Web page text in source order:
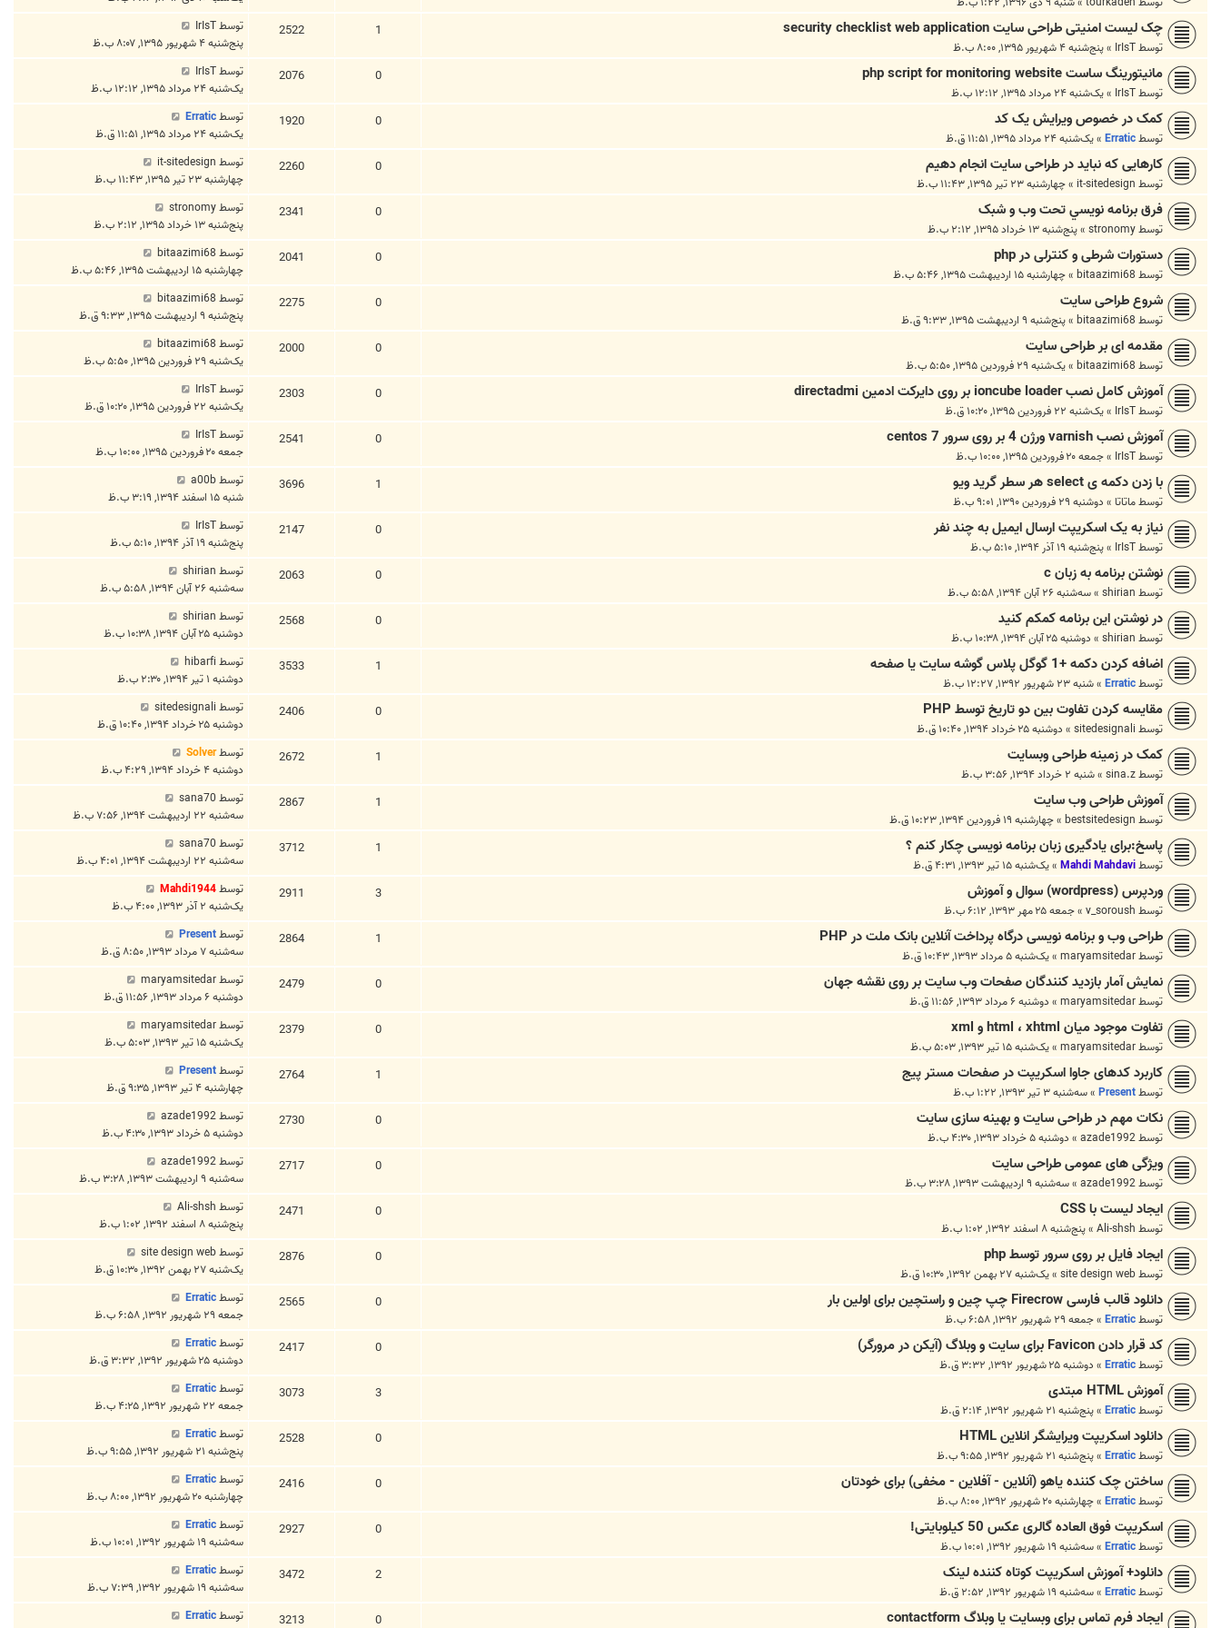
چک لیست امنیتی طراحی سایت security checklist web application
توسطIrIsT
»پنج‌شنبه ۴ شهریور ۱۳۹۵, ۸:۰۰ ب.ظ
1
2522 توسطIrIsT
پنج‌شنبه ۴ شهریور ۱۳۹۵, ۸:۰۷ ب.ظ
مانیتورینگ ساست php script for monitoring website
توسطIrIsT
»یک‌شنبه ۲۴ مرداد ۱۳۹۵, ۱۲:۱۲ ب.ظ
0
2076 توسطIrIsT
یک‌شنبه ۲۴ مرداد ۱۳۹۵, ۱۲:۱۲ ب.ظ
کمک در خصوص ویرایش یک کد
توسطErratic
»یک‌شنبه ۲۴ مرداد ۱۳۹۵, ۱۱:۵۱ ق.ظ
0
1920 توسطErratic
یک‌شنبه ۲۴ مرداد ۱۳۹۵, ۱۱:۵۱ ق.ظ
کارهایی که نباید در طراحی سایت انجام دهیم
توسط it-sitedesign
»چهارشنبه ۲۳ تیر ۱۳۹۵, ۱۱:۴۳ ب.ظ
0
2260 توسط it-sitedesign
چهارشنبه ۲۳ تیر ۱۳۹۵, ۱۱:۴۳ ب.ظ
فرق برنامه نويسي تحت وب و شبک
توسطstronomy
»پنج‌شنبه ۱۳ خرداد ۱۳۹۵, ۲:۱۲ ب.ظ
0
2341 توسطstronomy
پنج‌شنبه ۱۳ خرداد ۱۳۹۵, ۲:۱۲ ب.ظ
دستورات شرطی و کنترلی در php
توسط bitaazimi68
»چهارشنبه ۱۵ اردیبهشت ۱۳۹۵, ۵:۴۶ ب.ظ
0
2041 توسط bitaazimi68
چهارشنبه ۱۵ اردیبهشت ۱۳۹۵, ۵:۴۶ ب.ظ
شروع طراحی سایت
توسط bitaazimi68
»پنج‌شنبه ۹ اردیبهشت ۱۳۹۵, ۹:۳۳ ق.ظ
0
2275 توسط bitaazimi68
پنج‌شنبه ۹ اردیبهشت ۱۳۹۵, ۹:۳۳ ق.ظ
مقدمه ای بر طراحی سایت
توسط bitaazimi68
»یک‌شنبه ۲۹ فروردین ۱۳۹۵, ۵:۵۰ ب.ظ
0
2000 توسط bitaazimi68
یک‌شنبه ۲۹ فروردین ۱۳۹۵, ۵:۵۰ ب.ظ
آموزش کامل نصب ioncube loader بر روی دایرکت ادمین directadmi
توسطIrIsT
»یک‌شنبه ۲۲ فروردین ۱۳۹۵, ۱۰:۲۰ ق.ظ
0
2303 توسطIrIsT
یک‌شنبه ۲۲ فروردین ۱۳۹۵, ۱۰:۲۰ ق.ظ
آموزش نصب varnish ورژن 4 بر روی سرور centos 7
توسطIrIsT
»جمعه ۲۰ فروردین ۱۳۹۵, ۱۰:۰۰ ب.ظ
0
2541 توسطIrIsT
جمعه ۲۰ فروردین ۱۳۹۵, ۱۰:۰۰ ب.ظ
با زدن دکمه ی select هر سطر گرید ویو
توسطماتاتا » دوشنبه ۲۹ فروردین ۱۳۹۰, ۹:۰۱ ب.ظ
1
3696 توسطa00b
شنبه ۱۵ اسفند ۱۳۹۴, ۳:۱۹ ب.ظ
نیاز به یک اسکریپت ارسال ایمیل به چند نفر
توسطIrIsT
»پنج‌شنبه ۱۹ آذر ۱۳۹۴, ۵:۱۰ ب.ظ
0
2147 توسطIrIsT
پنج‌شنبه ۱۹ آذر ۱۳۹۴, ۵:۱۰ ب.ظ
نوشتن برنامه به زبان c
توسط shirian
»سه‌شنبه ۲۶ آبان ۱۳۹۴, ۵:۵۸ ب.ظ
0
2063 توسط shirian
سه‌شنبه ۲۶ آبان ۱۳۹۴, ۵:۵۸ ب.ظ
در نوشتن این برنامه کمکم کنید
توسط shirian
» دوشنبه ۲۵ آبان ۱۳۹۴, ۱۰:۳۸ ب.ظ
0
2568 توسط shirian
دوشنبه ۲۵ آبان ۱۳۹۴, ۱۰:۳۸ ب.ظ
اضافه کردن دکمه +1 گوگل پلاس گوشه سایت یا صفحه
توسطErratic
»شنبه ۲۳ شهریور ۱۳۹۲, ۱۲:۲۷ ب.ظ
1
3533 توسط hibarfi
دوشنبه ۱ تیر ۱۳۹۴, ۲:۳۰ ب.ظ
مقایسه کردن تفاوت بین دو تاریخ توسط PHP
توسط sitedesignali
» دوشنبه ۲۵ خرداد ۱۳۹۴, ۱۰:۴۰ ق.ظ
0
2406 توسط sitedesignali
دوشنبه ۲۵ خرداد ۱۳۹۴, ۱۰:۴۰ ق.ظ
کمک در زمینه طراحی وبسایت
توسطsina.z
»شنبه ۲ خرداد ۱۳۹۴, ۳:۵۶ ب.ظ
1
2672 توسطSolver
دوشنبه ۴ خرداد ۱۳۹۴, ۴:۲۹ ب.ظ
آموزش طراحی وب سایت
توسط bestsitedesign
»چهارشنبه ۱۹ فروردین ۱۳۹۴, ۱۰:۲۳ ق.ظ
1
2867 توسط sana70
سه‌شنبه ۲۲ اردیبهشت ۱۳۹۴, ۷:۵۶ ب.ظ
پاسخ:برای یادگیری زبان برنامه نویسی چکار کنم ؟
توسطMahdi Mahdavi
»یک‌شنبه ۱۵ تیر ۱۳۹۳, ۴:۳۱ ق.ظ
1
3712 توسط sana70
سه‌شنبه ۲۲ اردیبهشت ۱۳۹۴, ۴:۰۱ ب.ظ
وردپرس (wordpress) سوال و آموزش
توسط v_soroush
»جمعه ۲۵ مهر ۱۳۹۳, ۶:۱۲ ب.ظ
3
2911 توسطMahdi1944
یک‌شنبه ۲ آذر ۱۳۹۳, ۴:۰۰ ب.ظ
طراحی وب و برنامه نویسی درگاه پرداخت آنلاین بانک ملت در PHP
توسطmaryamsitedar
»یک‌شنبه ۵ مرداد ۱۳۹۳, ۱۰:۴۳ ق.ظ
1
2864 توسطPresent
سه‌شنبه ۷ مرداد ۱۳۹۳, ۸:۵۰ ق.ظ
نمایش آمار بازدید کنندگان صفحات وب سایت بر روی نقشه جهان
توسطmaryamsitedar
» دوشنبه ۶ مرداد ۱۳۹۳, ۱۱:۵۶ ق.ظ
0
2479 توسطmaryamsitedar
دوشنبه ۶ مرداد ۱۳۹۳, ۱۱:۵۶ ق.ظ
تفاوت موجود میان html ، xhtml و xml
توسطmaryamsitedar
»یک‌شنبه ۱۵ تیر ۱۳۹۳, ۵:۰۳ ب.ظ
0
2379 توسطmaryamsitedar
یک‌شنبه ۱۵ تیر ۱۳۹۳, ۵:۰۳ ب.ظ
کاربرد کدهای جاوا اسکریپت در صفحات مستر پیج
توسطPresent
»سه‌شنبه ۳ تیر ۱۳۹۳, ۱:۲۲ ب.ظ
1
2764 توسطPresent
چهارشنبه ۴ تیر ۱۳۹۳, ۹:۳۵ ق.ظ
نکات مهم در طراحی سایت و بهینه سازی سایت
توسطazade1992
» دوشنبه ۵ خرداد ۱۳۹۳, ۴:۳۰ ب.ظ
0
2730 توسطazade1992
دوشنبه ۵ خرداد ۱۳۹۳, ۴:۳۰ ب.ظ
ویژگی های عمومی طراحی سایت
توسطazade1992
»سه‌شنبه ۹ اردیبهشت ۱۳۹۳, ۳:۲۸ ب.ظ
0
2717 توسطazade1992
سه‌شنبه ۹ اردیبهشت ۱۳۹۳, ۳:۲۸ ب.ظ
ایجاد لیست با CSS
توسط Ali-shsh
»پنج‌شنبه ۸ اسفند ۱۳۹۲, ۱:۰۲ ب.ظ
0
2471 توسط Ali-shsh
پنج‌شنبه ۸ اسفند ۱۳۹۲, ۱:۰۲ ب.ظ
ایجاد فایل بر روی سرور توسط php
توسطsite design web
»یک‌شنبه ۲۷ بهمن ۱۳۹۲, ۱۰:۳۰ ق.ظ
0
2876 توسطsite design web
یک‌شنبه ۲۷ بهمن ۱۳۹۲, ۱۰:۳۰ ق.ظ
دانلود قالب فارسی Firecrow چپ چین و راستچین برای اولین بار
توسطErratic
»جمعه ۲۹ شهریور ۱۳۹۲, ۶:۵۸ ب.ظ
0
2565 توسطErratic
جمعه ۲۹ شهریور ۱۳۹۲, ۶:۵۸ ب.ظ
کد قرار دادن Favicon برای سایت و وبلاگ (آیکن در مرورگر)
توسطErratic
» دوشنبه ۲۵ شهریور ۱۳۹۲, ۳:۳۲ ق.ظ
0
2417 توسطErratic
دوشنبه ۲۵ شهریور ۱۳۹۲, ۳:۳۲ ق.ظ
آموزش HTML مبتدی
توسطErratic
»پنج‌شنبه ۲۱ شهریور ۱۳۹۲, ۲:۱۴ ق.ظ
3
3073 توسطErratic
جمعه ۲۲ شهریور ۱۳۹۲, ۴:۲۵ ب.ظ
دانلود اسکریپت ویرایشگر انلاین HTML
توسطErratic
»پنج‌شنبه ۲۱ شهریور ۱۳۹۲, ۹:۵۵ ب.ظ
0
2528 توسطErratic
پنج‌شنبه ۲۱ شهریور ۱۳۹۲, ۹:۵۵ ب.ظ
ساختن چک کننده یاهو (آنلاین - آفلاین - مخفی) برای خودتان
توسطErratic
»چهارشنبه ۲۰ شهریور ۱۳۹۲, ۸:۰۰ ب.ظ
0
2416 توسطErratic
چهارشنبه ۲۰ شهریور ۱۳۹۲, ۸:۰۰ ب.ظ
اسکریپت فوق العاده گالری عکس 50 کیلوبایتی!
توسطErratic
»سه‌شنبه ۱۹ شهریور ۱۳۹۲, ۱۰:۰۱ ب.ظ
0
2927 توسطErratic
سه‌شنبه ۱۹ شهریور ۱۳۹۲, ۱۰:۰۱ ب.ظ
دانلود+ آموزش اسکریپت کوتاه کننده لینک
توسطErratic
»سه‌شنبه ۱۹ شهریور ۱۳۹۲, ۲:۵۲ ق.ظ
2
3472 توسطErratic
سه‌شنبه ۱۹ شهریور ۱۳۹۲, ۷:۳۹ ب.ظ
ایجاد فرم تماس برای وبسایت یا وبلاگ contactform 0
3213 توسطErratic